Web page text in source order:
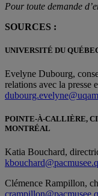
Pour toute demande
SOURCES :
UNIVERSITÉ DU
Evelyne Dubourg,
relations avec la presse
POINTE-À-CALLIÈRE,
MONTRÉAL
Katia Bouchard,
Clémence Rampillon,